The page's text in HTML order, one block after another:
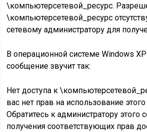
\компьютерсетевой_ресурс.
\компьютерсетевой_ресурс
сетевому администратору для
В операционной системе Windows
сообщение звучит так:
Нет доступа к
вас нет прав на использование этого
Обратитесь к администратору этого
получения соответствующих прав